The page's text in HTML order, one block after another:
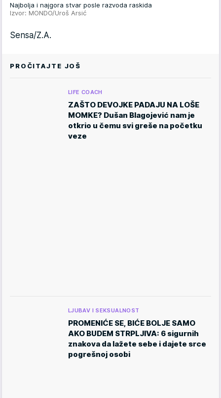
Najbolja i najgora stvar posle razvoda raskida
Izvor: MONDO/Uroš Arsić
Sensa/Z.A.
PROČITAJTE JOŠ
LIFE COACH
ZAŠTO DEVOJKE PADAJU NA LOŠE
MOMKE? Dušan Blagojević nam je
otkrio u čemu svi greše na početku
veze
LJUBAV I SEKSUALNOST
PROMENIĆE SE, BIĆE BOLJE SAMO
AKO BUDEM STRPLJIVA: 6 sigurnih
znakova da lažete sebe i dajete srce
pogrešnoj osobi